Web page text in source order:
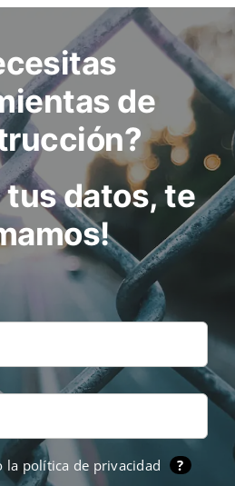
de
tus datos, te
la política de privacidad ?